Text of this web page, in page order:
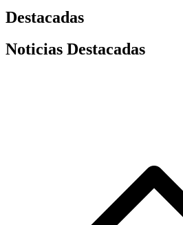
Destacadas
Noticias Destacadas